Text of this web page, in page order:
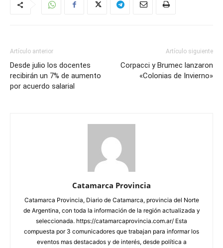
Artículo anterior
Desde julio los docentes
recibirán un 7% de aumento
por acuerdo salarial
Artículo siguiente
Corpacci y Brumec lanzaron
«Colonias de Invierno»
Catamarca Provincia
Catamarca Provincia, Diario de Catamarca, provincia del Norte
de Argentina, con toda la información de la región actualizada y
seleccionada. https://catamarcaprovincia.com.ar/ Esta
compuesta por 3 comunicadores que trabajan para informar los
eventos mas destacados y de interés, desde política a